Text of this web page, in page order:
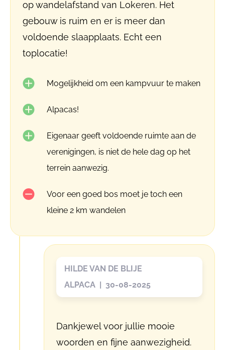
op wandelafstand van Lokeren. Het
gebouw is ruim en er is meer dan
voldoende slaapplaats. Echt een
toplocatie!
Mogelijkheid om een kampvuur te maken
Alpacas!
Eigenaar geeft voldoende ruimte aan de
verenigingen, is niet de hele dag op het
terrein aanwezig.
Voor een goed bos moet je toch een
kleine 2 km wandelen
HILDE VAN DE BLIJE
ALPACA | 30-08-2025
Dankjewel voor jullie mooie
woorden en fijne aanwezigheid.